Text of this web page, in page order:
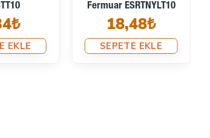
EKLE
Fermuar ESRTNYLT10
18,48₺
SEPETE EKLE